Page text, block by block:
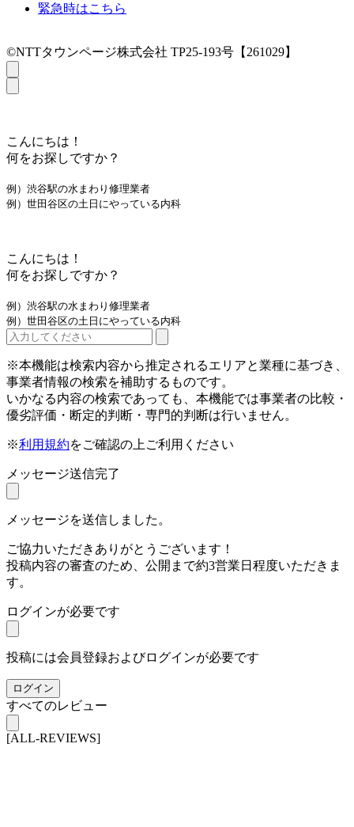
緊急時はこちら
©NTTタウンページ株式会社 TP25-193号【261029】
こんにちは！
何をお探しですか？
例）渋谷駅の水まわり修理業者
例）世田谷区の土日にやっている内科
こんにちは！
何をお探しですか？
例）渋谷駅の水まわり修理業者
例）世田谷区の土日にやっている内科
※本機能は検索内容から推定されるエリアと業種に基づき、
事業者情報の検索を補助するものです。
いかなる内容の検索であっても、本機能では事業者の比較・
優劣評価・断定的判断・専門的判断は行いません。
※利用規約をご確認の上ご利用ください
メッセージ送信完了
メッセージを送信しました。
ご協力いただきありがとうございます！
投稿内容の審査のため、公開まで約3営業日程度いただきま
す。
ログインが必要です
投稿には会員登録およびログインが必要です
ログイン
すべてのレビュー
[ALL-REVIEWS]